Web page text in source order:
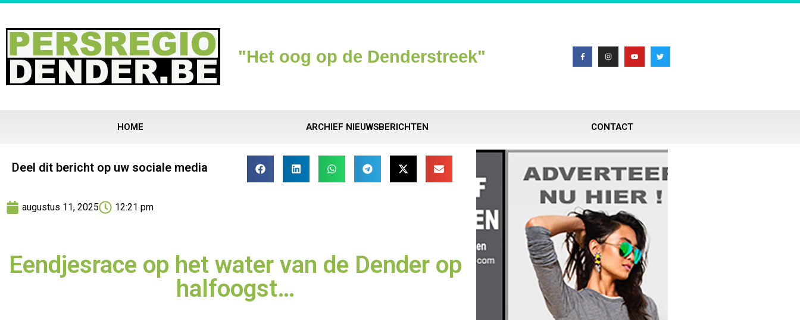
"Het oog op de Denderstreek"
HOME ARCHIEF NIEUWSBERICHTEN CONTACT
Deel dit bericht op uw sociale media
augustus 11, 2025 12:21 pm
Eendjesrace op het water van de Dender op
halfoogst…